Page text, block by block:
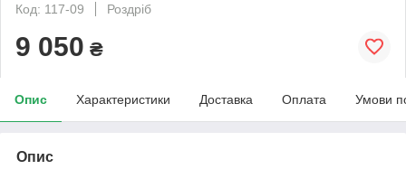
Код: 117-09
Роздріб
9 050 ₴
Опис Характеристики Доставка Оплата Умови
Опис